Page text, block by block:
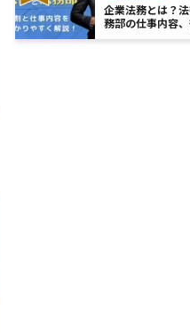
企業法務とは？
務部の仕事内容